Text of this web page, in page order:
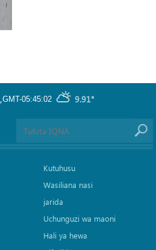
GMT-05:45:02 9.91°
,
Kutuhusu
Wasiliana nasi
jarida
Uchunguzi wa maoni
Hali ya hewa